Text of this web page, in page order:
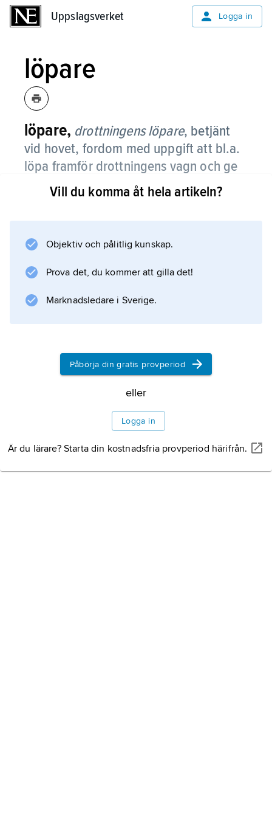
Uppslagsverket Logga in
löpare
löpare, drottningens löpare, betjänt
vid hovet, fordom med uppgift att bl.a.
löpa framför drottningens vagn och ge
plats för denna.
funktionen att i en kunglig kortege och vid en
Jämför konungens
jägare
Information om artikeln
Vill du komma åt hela artikeln?
Objektiv och pålitlig kunskap.
Prova det, du kommer att gilla det!
Marknadsledare i Sverige.
Påbörja din gratis provperiod
eller
Logga in
Är du lärare? Starta din kostnadsfria provperiod härifrån.